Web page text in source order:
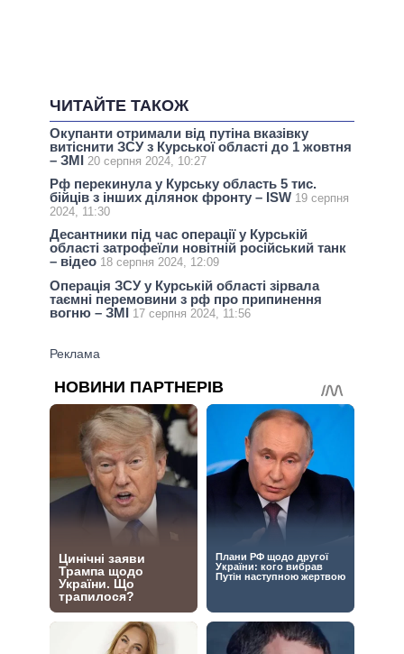
ЧИТАЙТЕ ТАКОЖ
Окупанти отримали від путіна вказівку
витіснити ЗСУ з Курської області до 1 жовтня
– ЗМІ 20 серпня 2024, 10:27
Рф перекинула у Курську область 5 тис.
бійців з інших ділянок фронту – ISW 19 серпня
2024, 11:30
Десантники під час операції у Курській
області затрофеїли новітній російський танк
– відео 18 серпня 2024, 12:09
Операція ЗСУ у Курській області зірвала
таємні перемовини з рф про припинення
вогню – ЗМІ 17 серпня 2024, 11:56